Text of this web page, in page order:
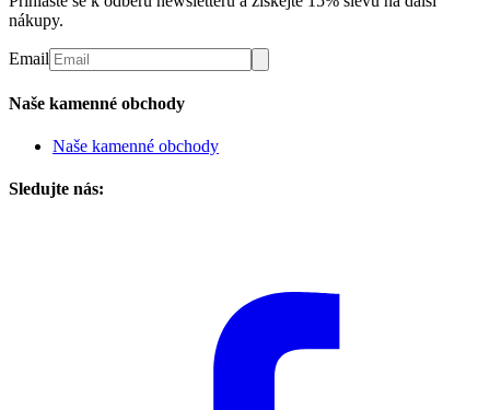
nákupy.
Email
Naše kamenné obchody
Naše kamenné obchody
Sledujte nás: